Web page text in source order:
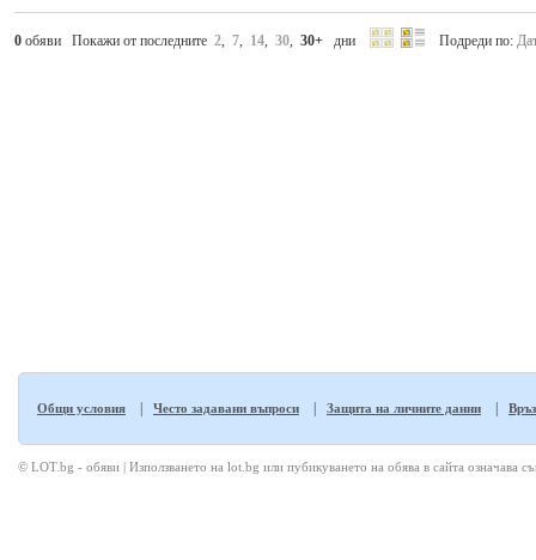
0 обяви Покажи от последните 2 7 14 30 30+ дни Подреди по:
Общи условия Често задавани въпроси Защита на личните данни
© LOT.bg - обяви | Използването на lot.bg или пубикуването на обява в сайта означава